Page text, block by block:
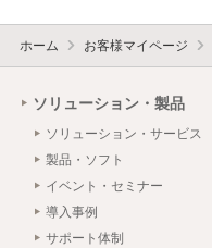
ホーム お客様マイページ
ソリューション・製品
ソリューション・サービス
製品・ソフト
イベント・セミナー
導入事例
サポート体制